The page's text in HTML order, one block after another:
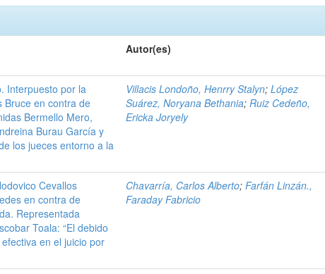
Autor(es)
Interpuesto por la
Bruce en contra de
Bermello Mero,
Burau García y
los jueces entorno a la
Villacis Londoño, Henrry Stalyn;López
Suárez, Noryana Bethania;Ruiz Cedeño,
Ericka Joryely
Cevallos
en contra de
Representada
Toala: “El debido
en el juicio por
Chavarría, Carlos Alberto;Farfán Linzán.,
Faraday Fabricio